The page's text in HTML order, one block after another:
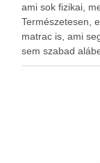
ami sok fizikai,
Természetesen,
matrac is, ami
sem szabad
a fontosságát.